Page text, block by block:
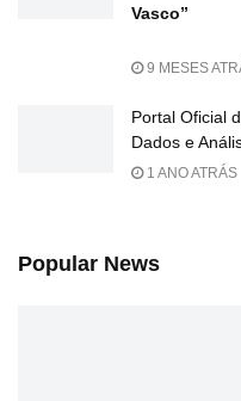
Vasco”
9 MESES
Portal Oficial
Dados e
1 ANO ATRÁS
Popular News